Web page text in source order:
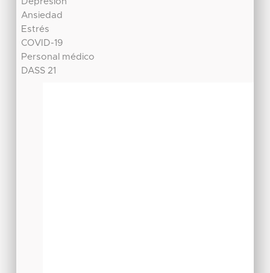
Ansiedad
Estrés
COVID-19
Personal médico
DASS 21